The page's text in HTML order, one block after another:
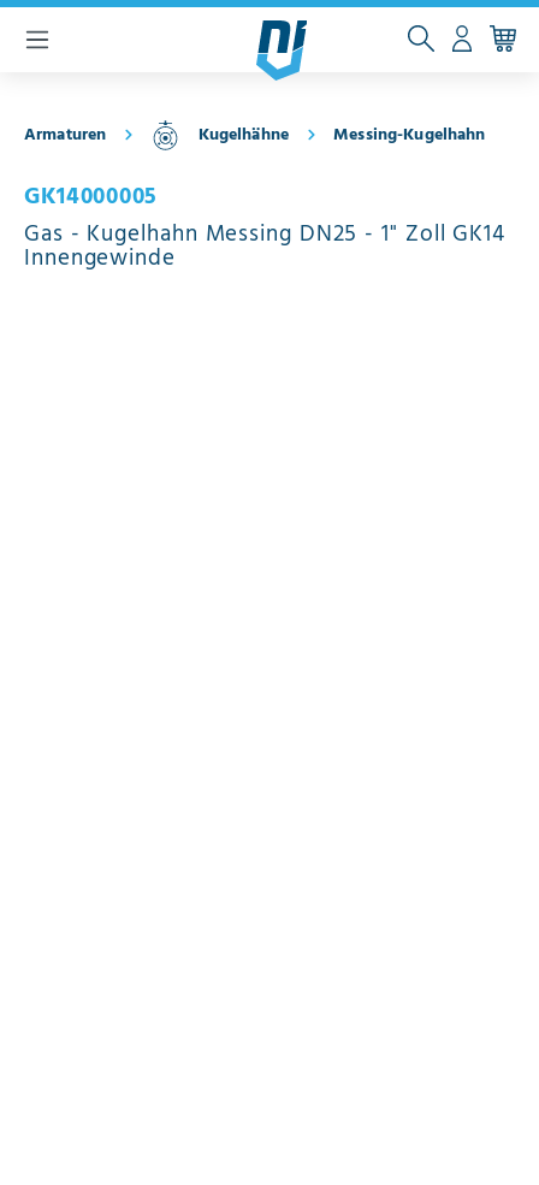
springen
Armaturen Kugelhähne Messing-Kugelhahn
GK14000005
Gas - Kugelhahn Messing DN25 - 1" Zoll GK14
Innengewinde